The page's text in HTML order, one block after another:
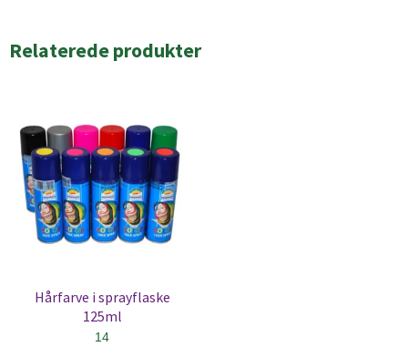
Relaterede produkter
Hårfarve i sprayflaske
125ml
14